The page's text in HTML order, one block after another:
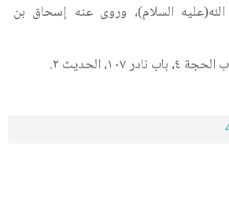
السلام)، وروى عنه إسحاق بن